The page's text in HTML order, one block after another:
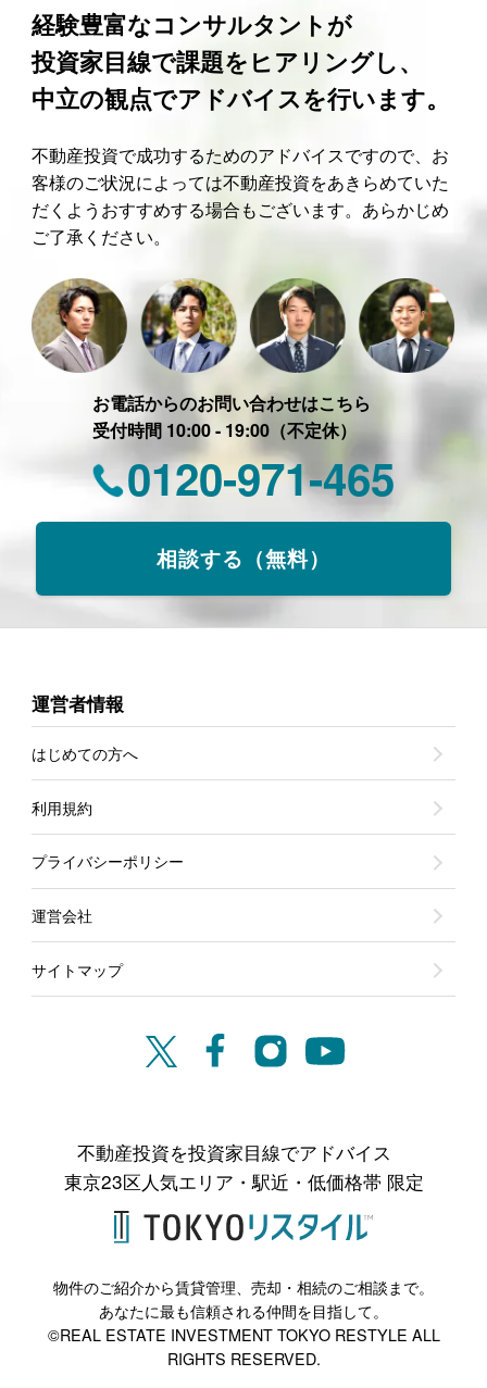
経験豊富なコンサルタントが
投資家目線で課題をヒアリングし、
中立の観点でアドバイスを行います。
不動産投資で成功するためのアドバイスですので、お
客様のご状況によっては不動産投資をあきらめていた
だくようおすすめする場合もございます。あらかじめ
ご了承ください。
お電話からのお問い合わせはこちら
受付時間 10:00 - 19:00（不定休）
0120-971-465
相談する（無料）
運営者情報
はじめての方へ
利用規約
プライバシーポリシー
運営会社
サイトマップ
不動産投資を投資家目線でアドバイス
東京23区人気エリア・駅近・低価格帯 限定
物件のご紹介から賃貸管理、売却・相続のご相談まで。
あなたに最も信頼される仲間を目指して。
©REAL ESTATE INVESTMENT TOKYO RESTYLE ALL
RIGHTS RESERVED.